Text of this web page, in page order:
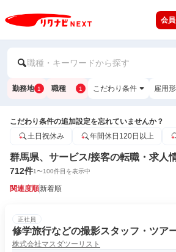
会
職種・キーワードから探す
勤務地 1 職種 1 こだわり条件 雇用
こだわり条件の追加設定を忘れていませんか？
土日祝休み
年間休日120日以上
群馬県、サービス/接客の転職・求人
712件1〜100件目を表示中
関連度順新着順
正社員
修学旅行などの撮影スタッフ・ツア
株式会社マスダツーリスト